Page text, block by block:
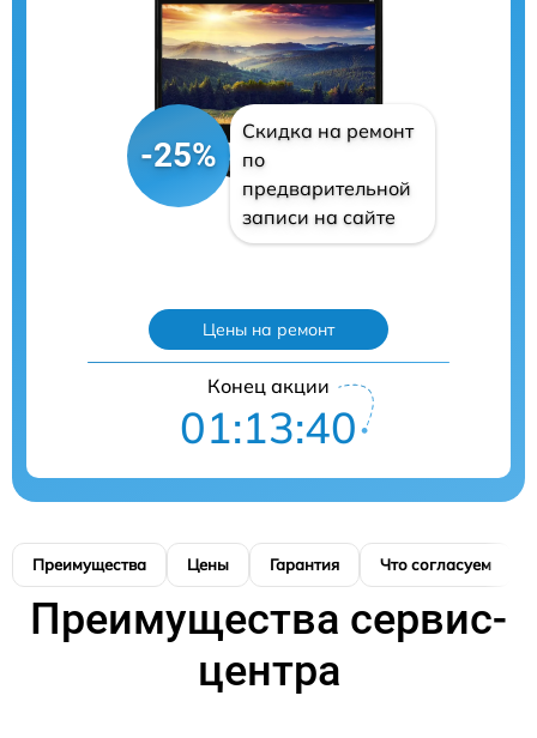
-25%
Скидка на ремонт
по
предварительной
записи на сайте
Цены на ремонт
Конец акции
01:13:40
Преимущества Цены Гарантия Что согласуем
Преимущества сервис-
центра